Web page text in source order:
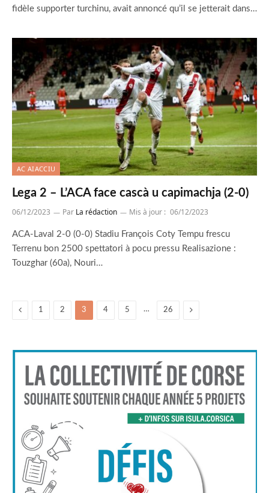
fidèle supporter turchinu, avait annoncé qu’il se jetterait dans…
AC AIACCIU
Lega 2 – L’ACA face cascà u capimachja (2-0)
06/12/2023 Par La rédaction Mis à jour : 06/12/2023
ACA-Laval 2-0 (0-0) Stadiu François Coty Tempu frescu
Terrenu bon 2500 spettatori à pocu pressu Realisazione :
Touzghar (60a), Nouri…
Previous
1 2 3 4 5 … 26 Suivant